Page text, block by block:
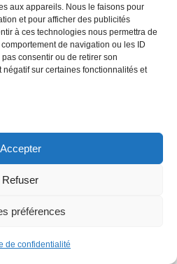
aux appareils. Nous le faisons pour
et pour afficher des publicités
à ces technologies nous permettra de
de navigation ou les ID
consentir ou de retirer son
sur certaines fonctionnalités et
Accepter
Refuser
préférences
de confidentialité